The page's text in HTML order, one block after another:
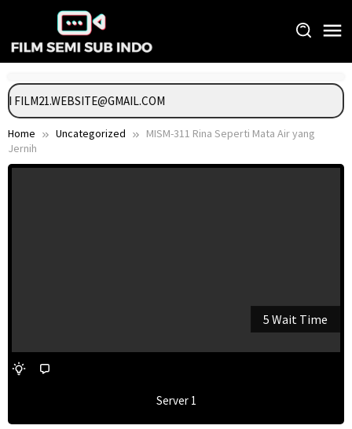
content
FILM21.WEBSITE@GMAIL.COM
Home Uncategorized
MISM-311 Rina Seperti Mata Air yang
Jernih
5 Wait Time
Server 1